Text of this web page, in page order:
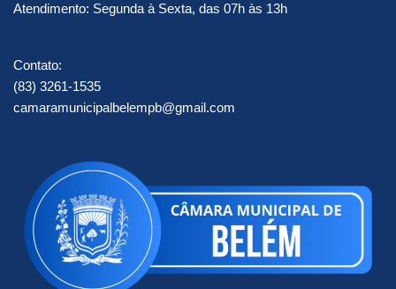
Atendimento: Segunda à Sexta, das 07h às 13h
Contato:
(83) 3261-1535
camaramunicipalbelempb@gmail.com